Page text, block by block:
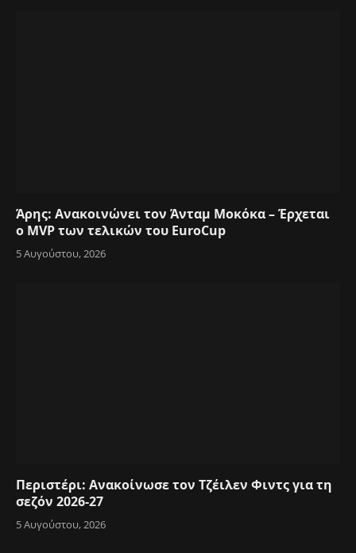
Άρης: Ανακοινώνει τον Άνταμ Μοκόκα – Έρχεται
ο MVP των τελικών του EuroCup
5 Αυγούστου, 2026
Περιστέρι: Ανακοίνωσε τον Τζέιλεν Φιντς για τη
σεζόν 2026-27
5 Αυγούστου, 2026